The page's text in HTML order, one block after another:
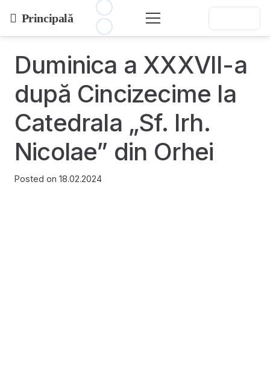
Principală
Duminica a XXXVII-a
după Cincizecime la
Catedrala „Sf. Irh.
Nicolae” din Orhei
Posted on 18.02.2024